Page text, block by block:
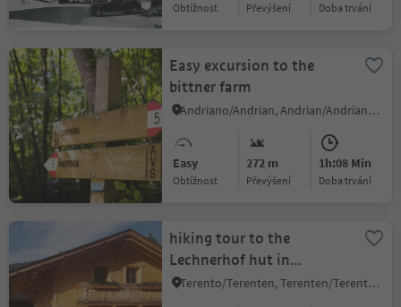
Obtížnost Převýšení doba trvání
Easy excursion to the
bittner farm
Andriano/Andrian, Andrian/Andriano, Alto Adige Wine Road
Easy
Obtížnost
272 m
Převýšení
1h:08 Min
doba trvání
hiking tour to the
Lechnerhof hut in
Terenten
Terento/Terenten, Terenten/Terento, Brixen/Bressanone and environs